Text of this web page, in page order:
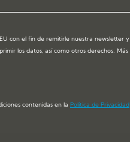
con el fin de remitirle nuestra newsletter
los datos, así como otros derechos.
contenidas en la Política de Privacidad